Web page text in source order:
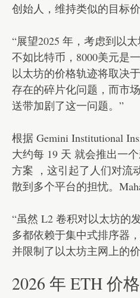
创始人，维持类似的目标价
“展望2025 年，考虑到以
不如比特币，8000美元是
以太坊的价格轨迹将取决
存在的碎片化问题，而市
送带加剧了这一问题。”
根据 Gemini Institutional
大约每 19 天 就会推出一
方案 ，这引起了人们对流
散到多个平台的担忧。
“虽然 L2 卷积对以太坊的
多都依赖于集中式排序器
并限制了以太坊主网上的
2026 年 ETH 价